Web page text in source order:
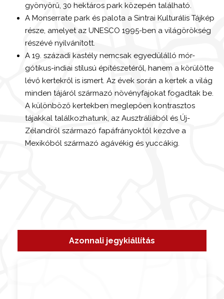
Azonnali jegykiállítás
gyönyörű, 30 hektáros park közepén található.
A Monserrate park és palota a Sintrai Kulturális Tájkép
része, amelyet az UNESCO 1995-ben a világörökség
részévé nyilvánított.
A 19. századi kastély nemcsak egyedülálló mór-
gótikus-indiai stílusú építészetéről, hanem a körülötte
lévő kertekről is ismert. Az évek során a kertek a világ
minden tájáról származó növényfajokat fogadtak be.
A különböző kertekben meglepően kontrasztos
tájakkal találkozhatunk, az Ausztráliából és Új-
Zélandról származó fapáfrányoktól kezdve a
Mexikóból származó agávékig és yuccákig.